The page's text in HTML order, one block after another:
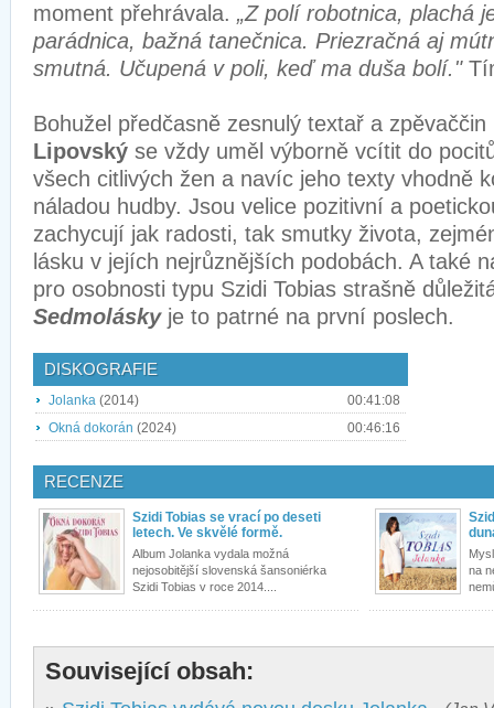
moment přehrávala. „Z polí robotnica, plachá
parádnica, bažná tanečnica. Priezračná aj
smutná. Učupená v poli, keď ma duša bolí."
Bohužel předčasně zesnulý textař a
Lipovský se vždy uměl výborně vcítit do
všech citlivých žen a navíc jeho texty vhodně
náladou hudby. Jsou velice pozitivní a
zachycují jak radosti, tak smutky života,
lásku v jejích nejrůznějších podobách. A také
pro osobnosti typu Szidi Tobias strašně
Sedmoláskyje to patrné na první poslech.
DISKOGRAFIE
Jolanka (2014)
00:41:08
Okná dokorán (2024) 00:46:16
RECENZE
Szidi Tobias se vrací po deseti
letech. Ve skvělé formě.
Album Jolanka vydala možná
nejosobitější slovenská šansoniérka
Szidi Tobias v roce 2014....
na
Související obsah: